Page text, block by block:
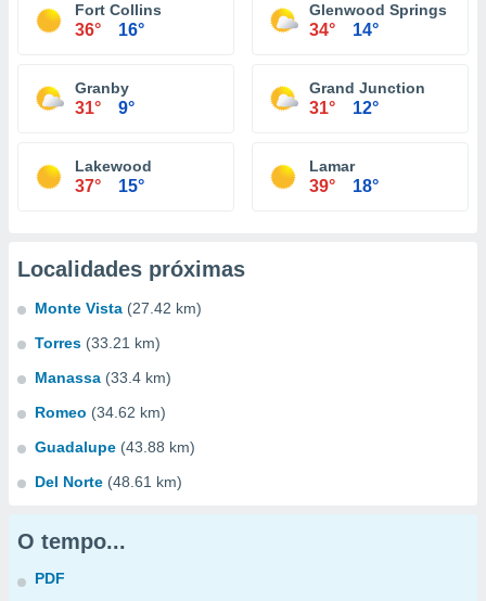
Fort Collins
36° 16°
Glenwood Springs
34° 14°
Granby
31° 9°
Grand Junction
31° 12°
Lakewood
37° 15°
Lamar
39° 18°
Localidades próximas
Monte Vista (27.42 km)
Torres (33.21 km)
Manassa (33.4 km)
Romeo (34.62 km)
Guadalupe (43.88 km)
Del Norte (48.61 km)
O tempo...
PDF